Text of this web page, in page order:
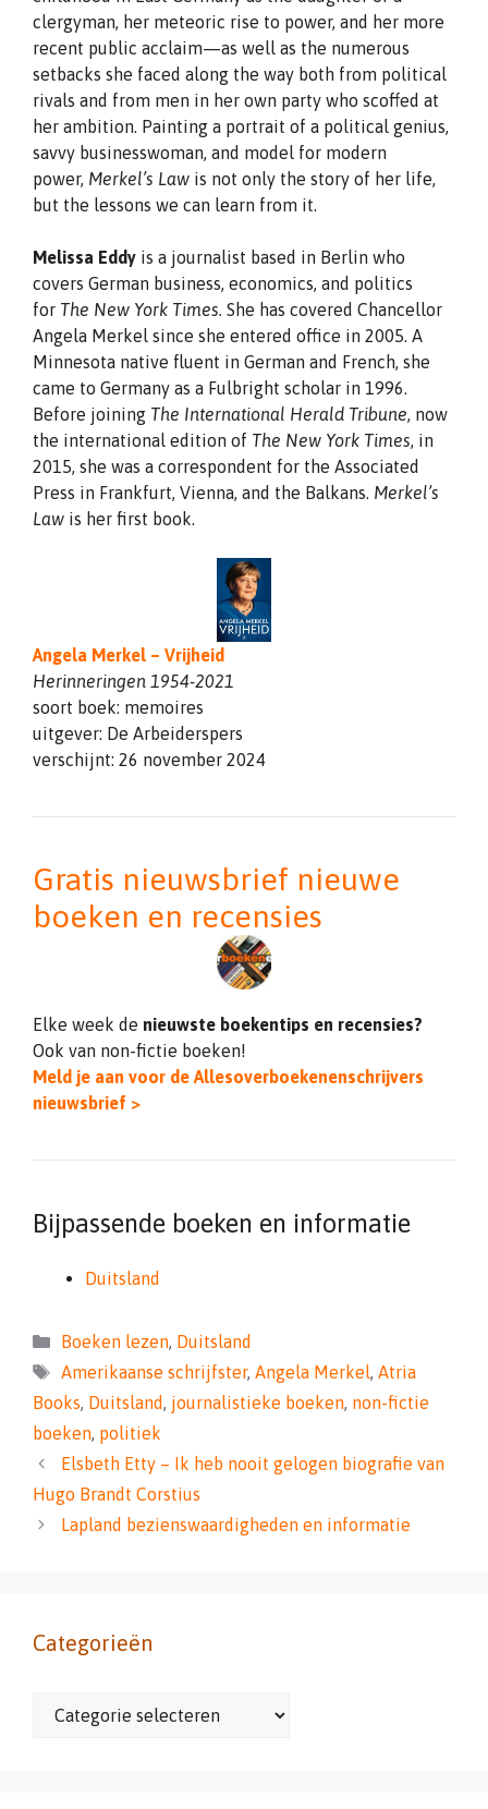
clergyman, her meteoric rise to power, and her more
recent public acclaim—as well as the numerous
setbacks she faced along the way both from political
rivals and from men in her own party who scoffed at
her ambition. Painting a portrait of a political genius,
savvy businesswoman, and model for modern
power, Merkel’s Law is not only the story of her life,
but the lessons we can learn from it.
Melissa Eddy is a journalist based in Berlin who
covers German business, economics, and politics
for The New York Times. She has covered Chancellor
Angela Merkel since she entered office in 2005. A
Minnesota native fluent in German and French, she
came to Germany as a Fulbright scholar in 1996.
Before joining The International Herald Tribune, now
the international edition of The New York Times, in
2015, she was a correspondent for the Associated
Press in Frankfurt, Vienna, and the Balkans. Merkel’s
Law is her first book.
Angela Merkel – Vrijheid
Herinneringen 1954-2021
soort boek: memoires
uitgever: De Arbeiderspers
verschijnt: 26 november 2024
Gratis nieuwsbrief nieuwe
boeken en recensies
Elke week de nieuwste boekentips en recensies?
Ook van non-fictie boeken!
Meld je aan voor de Allesoverboekenenschrijvers
nieuwsbrief >
Bijpassende boeken en informatie
Duitsland
Categorieën
Boeken lezen, Duitsland
Tags
Amerikaanse schrijfster, Angela Merkel, Atria
Books, Duitsland, journalistieke boeken, non-fictie
boeken, politiek
Elsbeth Etty – Ik heb nooit gelogen biografie van
Hugo Brandt Corstius
Lapland bezienswaardigheden en informatie
Categorieën
Categorieën